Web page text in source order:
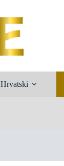
Hrvatski